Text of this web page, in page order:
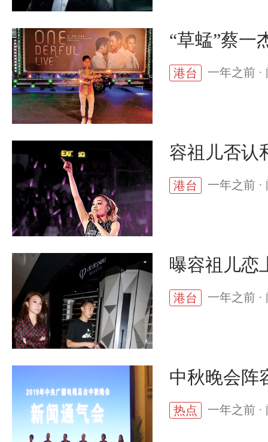
“草蜢”蔡一
港台 一年之前 ·
容祖儿否认
港台 一年之前 ·
曝容祖儿恋
港台 一年之前 ·
中秋晚会阵
热点 一年之前 ·